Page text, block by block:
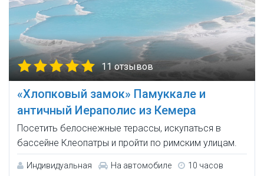
11 отзывов
«Хлопковый замок» Памуккале и
античный Иераполис из Кемера
Посетить белоснежные терассы, искупаться в
бассейне Клеопатры и пройти по римским улицам.
Индивидуальная На автомобиле 10 часов